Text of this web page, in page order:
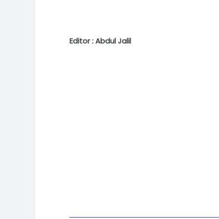
Editor : Abdul Jalil